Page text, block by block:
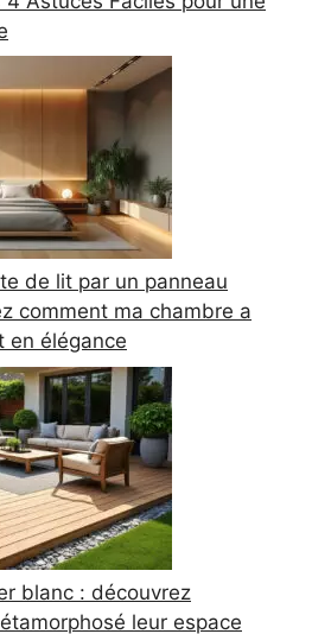
de lit par un panneau
comment ma chambre a
en élégance
blanc : découvrez
leur espace